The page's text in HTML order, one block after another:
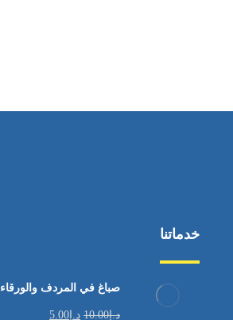
خدماتنا
صباغ في المردف والورقاء 0564780811
د.إ10.00 د.إ 5.00